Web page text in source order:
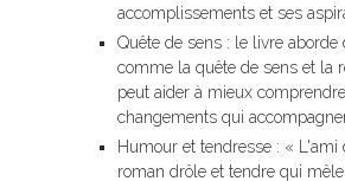
accomplissements et ses
Quête de sens : le livre
comme la quête de sens et la
peut aider à mieux
changements qui
Humour et tendresse : « L'ami
roman drôle et tendre qui